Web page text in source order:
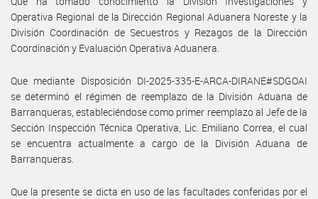
Operativa Regional de la Dirección Regional Aduanera Noreste y la
División Coordinación de Secuestros y Rezagos de la Dirección
Coordinación y Evaluación Operativa Aduanera.
Que mediante Disposición DI-2025-335-E-ARCA-DIRANE#SDGOAI
se determinó el régimen de reemplazo de la División Aduana de
Barranqueras, estableciéndose como primer reemplazo al Jefe de la
Sección Inspección Técnica Operativa, Lic. Emiliano Correa, el cual
se encuentra actualmente a cargo de la División Aduana de
Barranqueras.
Que la presente se dicta en uso de las facultades conferidas por el